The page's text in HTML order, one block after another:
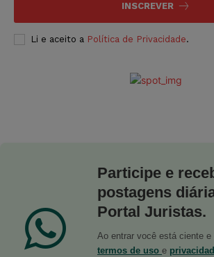
INSCREVER
Li e aceito a Política de Privacidade.
Participe e
postagens
Portal Juristas.
Ao entrar você está ciente e
termos de uso e